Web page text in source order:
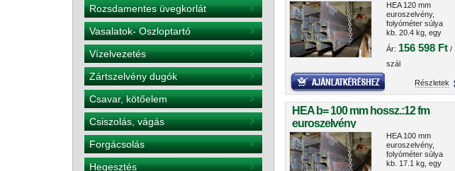
Rozsdamentes üvegkorlát
Vasalatok- Oszloptartó
Vízelvezetés
Zártszelvény dugók
Csavar, kötőelem
Csiszolás, vágás
Forgácsolás
Hegesztés
HEA 120 mm
euroszelvény,
folyóméter súlya
kb. 20.4 kg, egy
kg.
Ár: 156 598 Ft/
szál
Részletek
HEA b= 100 mm hossz.:12 fm
euroszelvény
HEA 100 mm
euroszelvény,
folyóméter súlya
kb. 17.1 kg, egy